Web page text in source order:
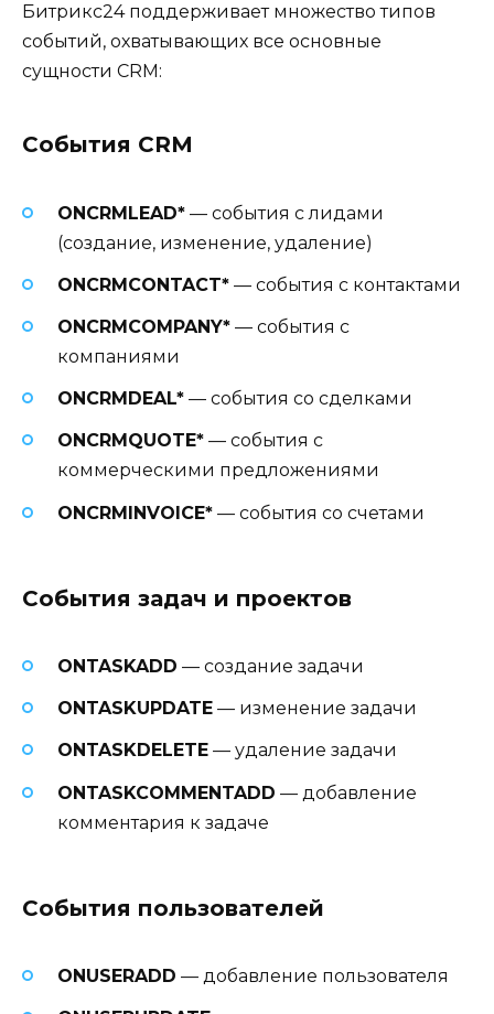
Битрикс24 поддерживает множество типов
событий, охватывающих все основные
сущности CRM:
События CRM
ONCRMLEAD* — события с лидами
(создание, изменение, удаление)
ONCRMCONTACT* — события с контактами
ONCRMCOMPANY* — события с
компаниями
ONCRMDEAL* — события со сделками
ONCRMQUOTE* — события с
коммерческими предложениями
ONCRMINVOICE* — события со счетами
События задач и проектов
ONTASKADD — создание задачи
ONTASKUPDATE — изменение задачи
ONTASKDELETE — удаление задачи
ONTASKCOMMENTADD — добавление
комментария к задаче
События пользователей
ONUSERADD — добавление пользователя